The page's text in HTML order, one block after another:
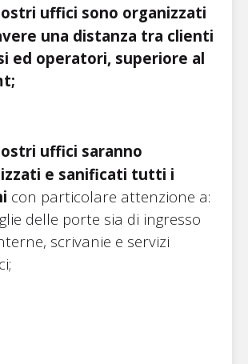
uffici sono organizzati
una distanza tra clienti
ed operatori, superiore al
uffici saranno
e sanificati tutti i
con particolare attenzione a:
delle porte sia di ingresso
scrivanie e servizi